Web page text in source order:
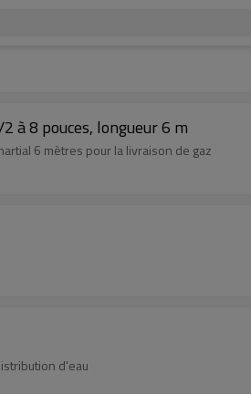
à 8 pouces, longueur 6 m
6 mètres pour la livraison de gaz
d'eau